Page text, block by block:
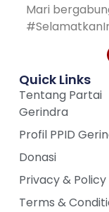
Mari
Quick Links
Tentang Partai
Gerindra
Profil PPID
Donasi
Privacy & Policy
Terms &